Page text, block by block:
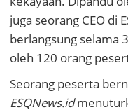
juga seorang CEO di
berlangsung selama
oleh 120 orang
Seorang peserta
ESQNews.id